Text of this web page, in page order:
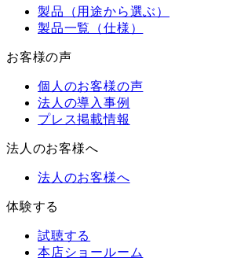
製品（用途から選ぶ）
製品一覧（仕様）
お客様の声
個人のお客様の声
法人の導入事例
プレス掲載情報
法人のお客様へ
法人のお客様へ
体験する
試聴する
本店ショールーム